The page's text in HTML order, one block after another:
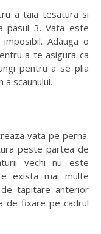
a taia tesatura si
pasul 3. Vata este
Adauga o
a te asigura ca
pentru a se plia
scaunului.
vata pe perna.
peste partea de
vechi nu este
exista mai multe
tapitare anterior
de fixare pe cadrul